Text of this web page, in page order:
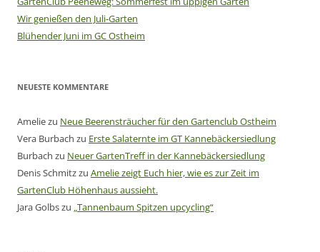
Wir genießen den Juli-Garten
Blühender Juni im GC Ostheim
NEUESTE KOMMENTARE
Ameliezu Neue Beerensträucher für den Gartenclub Ostheim
Vera Burbach zu Erste Salaternte im GT Kannebäckersiedlung
Burbach zu Neuer GartenTreff in der Kannebäckersiedlung
Denis Schmitzzu Amelie zeigt Euch hier, wie es zur Zeit im
GartenClub Höhenhaus aussieht.
Jara Golbszu „Tannenbaum Spitzen upcycling“